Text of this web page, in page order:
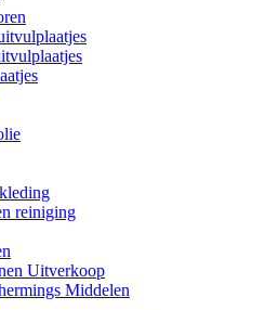
reiniging
Uitverkoop
Middelen